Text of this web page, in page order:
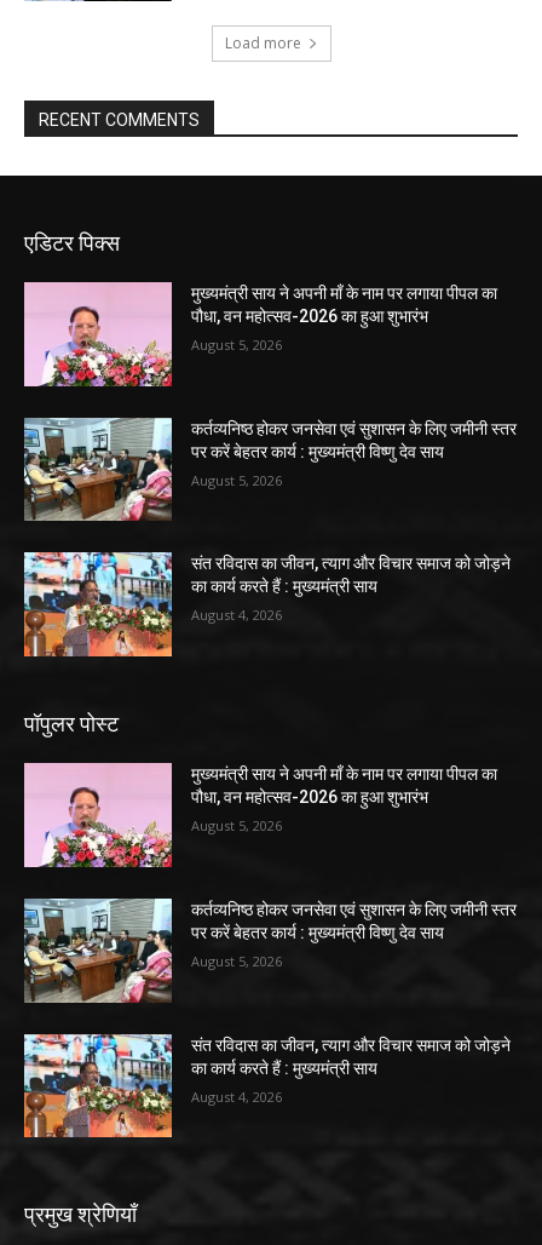
Load more
RECENT COMMENTS
एडिटर पिक्स
मुख्यमंत्री साय ने अपनी माँ के नाम पर लगाया पीपल का
पौधा, वन महोत्सव-2026 का हुआ शुभारंभ
August 5, 2026
कर्तव्यनिष्ठ होकर जनसेवा एवं सुशासन के लिए जमीनी स्तर
पर करें बेहतर कार्य : मुख्यमंत्री विष्णु देव साय
August 5, 2026
संत रविदास का जीवन, त्याग और विचार समाज को जोड़ने
का कार्य करते हैं : मुख्यमंत्री साय
August 4, 2026
पॉपुलर पोस्ट
मुख्यमंत्री साय ने अपनी माँ के नाम पर लगाया पीपल का
पौधा, वन महोत्सव-2026 का हुआ शुभारंभ
August 5, 2026
कर्तव्यनिष्ठ होकर जनसेवा एवं सुशासन के लिए जमीनी स्तर
पर करें बेहतर कार्य : मुख्यमंत्री विष्णु देव साय
August 5, 2026
संत रविदास का जीवन, त्याग और विचार समाज को जोड़ने
का कार्य करते हैं : मुख्यमंत्री साय
August 4, 2026
प्रमुख श्रेणियाँ